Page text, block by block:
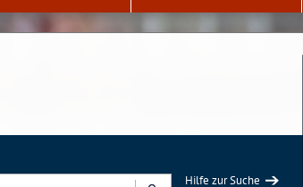
Hilfe zur Suche